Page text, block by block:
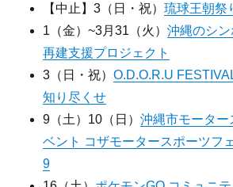
【中止】3（日・祝）琉球王朝祭
1（金）~3月31（火）沖縄のシン
再建支援プロジェクト
3（日・祝）O.D.O.R.U
知り尽くせ
9（土）10（日）沖縄市モーター
ベント コザモータースポーツフ
9